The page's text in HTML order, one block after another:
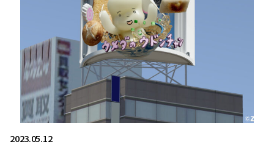
2023.05.12